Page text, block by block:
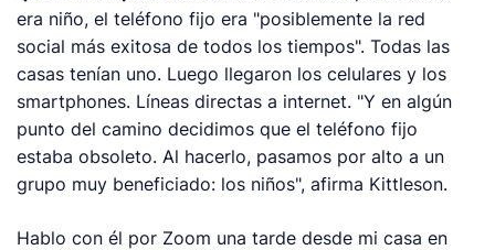
era niño, el teléfono fijo era "posiblemente la red
social más exitosa de todos los tiempos". Todas las
casas tenían uno. Luego llegaron los celulares y los
smartphones. Líneas directas a internet. "Y en algún
punto del camino decidimos que el teléfono fijo
estaba obsoleto. Al hacerlo, pasamos por alto a un
grupo muy beneficiado: los niños", afirma Kittleson.
Hablo con él por Zoom una tarde desde mi casa en